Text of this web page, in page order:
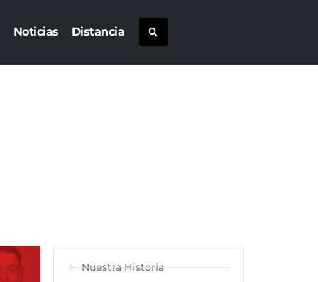
Noticias Distancia
Nuestra Historia